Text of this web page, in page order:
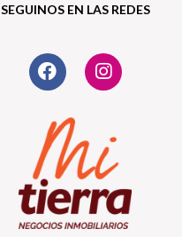
SEGUINOS EN LAS REDES